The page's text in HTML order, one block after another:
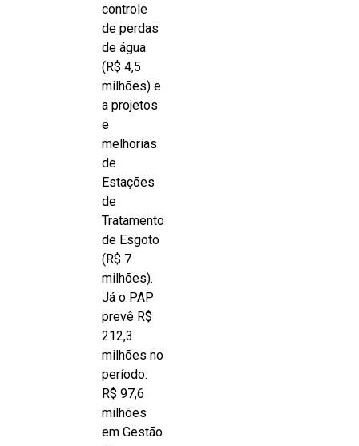
controle
de perdas
de água
(R$ 4,5
milhões) e
a projetos
e
melhorias
de
Estações
de
Tratamento
de Esgoto
(R$ 7
milhões).
Já o PAP
prevê R$
212,3
milhões no
período:
R$ 97,6
milhões
em Gestão